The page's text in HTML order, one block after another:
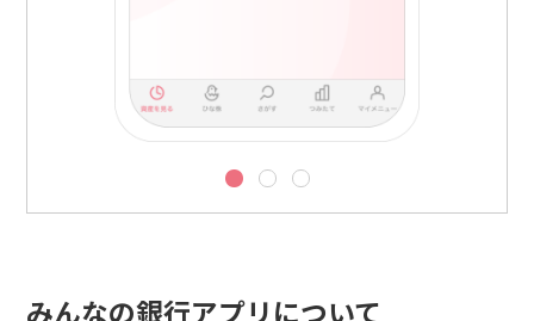
みんなの銀行アプリについて